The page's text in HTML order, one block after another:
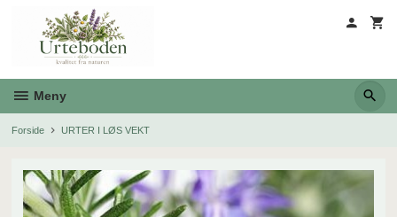
innholdet
Meny
Forside URTER I LØS VEKT